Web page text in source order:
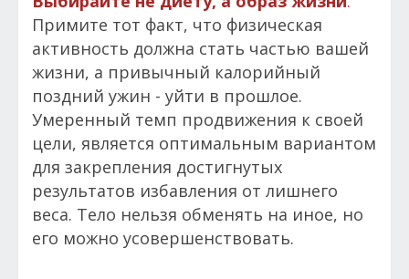
Примите тот факт, что физическая
активность должна стать частью вашей
жизни, а привычный калорийный
поздний ужин - уйти в прошлое.
Умеренный темп продвижения к своей
цели, является оптимальным вариантом
для закрепления достигнутых
результатов избавления от лишнего
веса. Тело нельзя обменять на иное, но
его можно усовершенствовать.